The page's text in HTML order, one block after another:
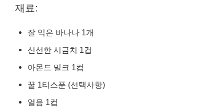
재료:
잘 익은 바나나 1개
신선한 시금치 1컵
아몬드 밀크 1컵
꿀 1티스푼 (선택사항)
얼음 1컵